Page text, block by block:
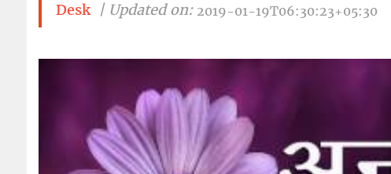
Desk | Updated on: 2019-01-19T06:30:23+05:30